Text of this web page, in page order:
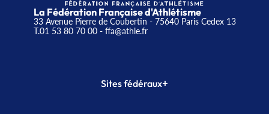
La Fédération Française d'Athlétisme
33 Avenue Pierre de Coubertin - 75640 Paris Cedex 13
T.01 53 80 70 00- ffa@athle.fr
Sites fédéraux+